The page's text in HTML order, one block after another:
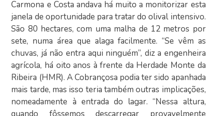
Carmona e Costa andava há muito a monitorizar esta
janela de oportunidade para tratar do olival intensivo.
São 80 hectares, com uma malha de 12 metros por
sete, numa área que alaga facilmente. “Se vêm as
chuvas, já não entra aqui ninguém”, diz a engenheira
agrícola, há oito anos à frente da Herdade Monte da
Ribeira (HMR). A Cobrançosa podia ter sido apanhada
mais tarde, mas isso teria também outras implicações,
nomeadamente à entrada do lagar. “Nessa altura,
quando fôssemos descarregar provavelmente